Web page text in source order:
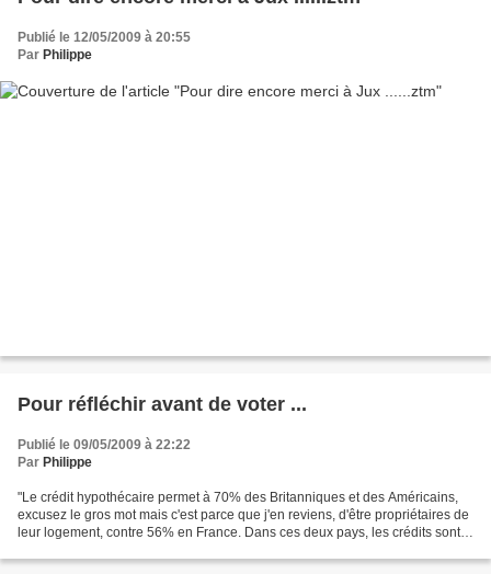
Publié le 12/05/2009 à 20:55
Par Philippe
Pour réfléchir avant de voter ...
Publié le 09/05/2009 à 22:22
Par Philippe
"Le crédit hypothécaire permet à 70% des Britanniques et des Américains,
excusez le gros mot mais c'est parce que j'en reviens, d'être propriétaires de
leur logement, contre 56% en France. Dans ces deux pays, les crédits sont